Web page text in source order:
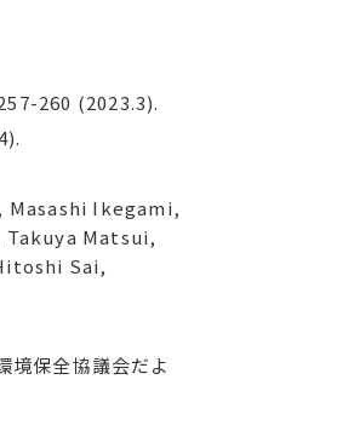
257-260 (2023.3).
Ikegami,
Matsui,
Sai,
境保全協議会だよ